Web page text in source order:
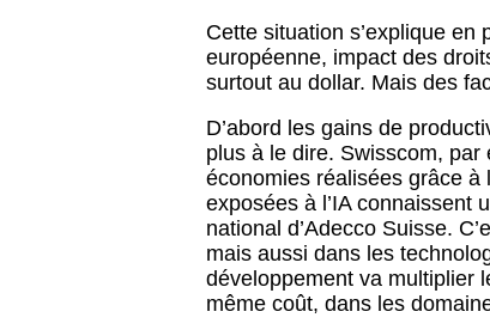
Cette situation s’explique en
européenne, impact des
surtout au dollar. Mais des
D’abord les gains de
plus à le dire. Swisscom,
économies réalisées grâce à
exposées à l’IA connaissent
national d’Adecco Suisse.
mais aussi dans les
développement va multiplier
même coût, dans les